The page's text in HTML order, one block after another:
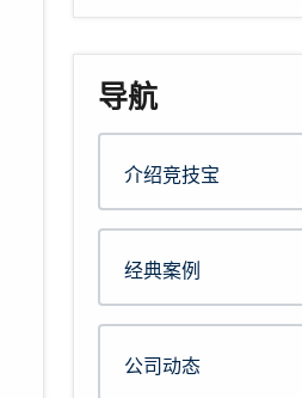
导航
介绍竞技宝
经典案例
公司动态